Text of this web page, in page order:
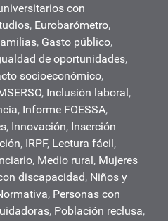
con
, Eurobarómetro,
, Gasto público,
de oportunidades,
socioeconómico,
, Inclusión laboral,
, Informe FOESSA,
, Innovación, Inserción
, IRPF, Lectura fácil,
, Medio rural, Mujeres
discapacidad, Niños y
, Personas con
, Población reclusa,